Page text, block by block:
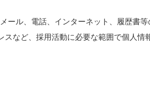
ール、電話、インターネット、履歴書等
など、採用活動に必要な範囲で個人情